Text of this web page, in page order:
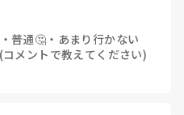
・ 普通🤔 ・ あまり行かない
メントで教えてください)